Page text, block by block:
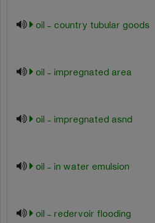
oil - country tubular goods
oil - impregnated area
oil - impregnated asnd
oil - in water emulsion
oil - redervoir flooding